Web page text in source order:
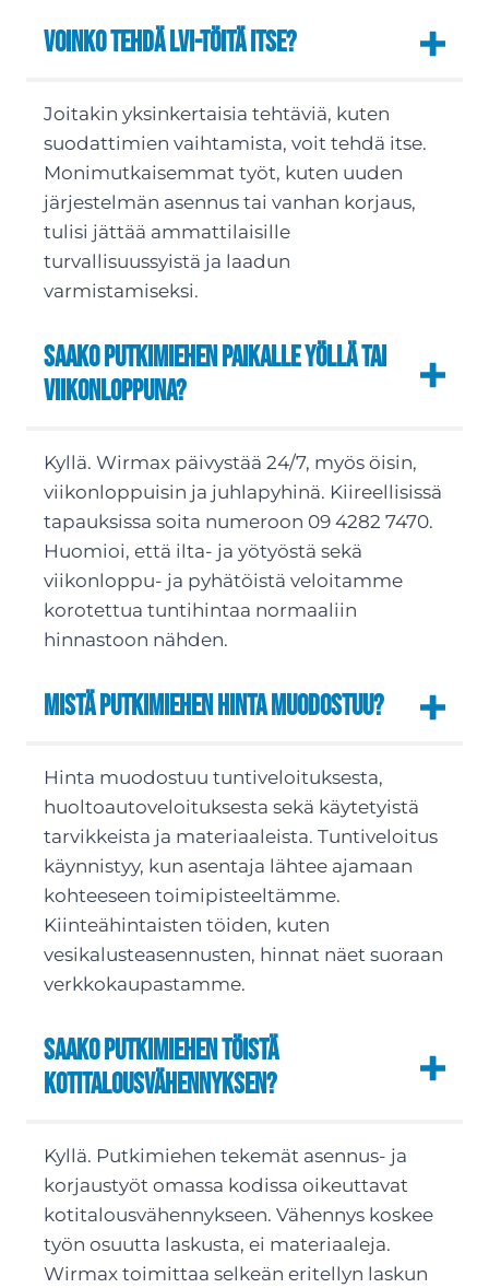
Voinko tehdä LVI-töitä itse?
Joitakin yksinkertaisia tehtäviä, kuten
suodattimien vaihtamista, voit tehdä itse.
Monimutkaisemmat työt, kuten uuden
järjestelmän asennus tai vanhan korjaus,
tulisi jättää ammattilaisille
turvallisuussyistä ja laadun
varmistamiseksi.
Saako putkimiehen paikalle yöllä tai
viikonloppuna?
Kyllä. Wirmax päivystää 24/7, myös öisin,
viikonloppuisin ja juhlapyhinä. Kiireellisissä
tapauksissa soita numeroon 09 4282 7470.
Huomioi, että ilta- ja yötyöstä sekä
viikonloppu- ja pyhätöistä veloitamme
korotettua tuntihintaa normaaliin
hinnastoon nähden.
Mistä putkimiehen hinta muodostuu?
Hinta muodostuu tuntiveloituksesta,
huoltoautoveloituksesta sekä käytetyistä
tarvikkeista ja materiaaleista. Tuntiveloitus
käynnistyy, kun asentaja lähtee ajamaan
kohteeseen toimipisteeltämme.
Kiinteähintaisten töiden, kuten
vesikalusteasennusten, hinnat näet suoraan
verkkokaupastamme.
Saako putkimiehen töistä
kotitalousvähennyksen?
Kyllä. Putkimiehen tekemät asennus- ja
korjaustyöt omassa kodissa oikeuttavat
kotitalousvähennykseen. Vähennys koskee
työn osuutta laskusta, ei materiaaleja.
Wirmax toimittaa selkeän eritellyn laskun